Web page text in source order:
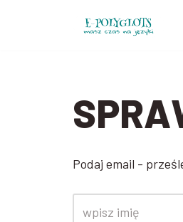
Podaj email -